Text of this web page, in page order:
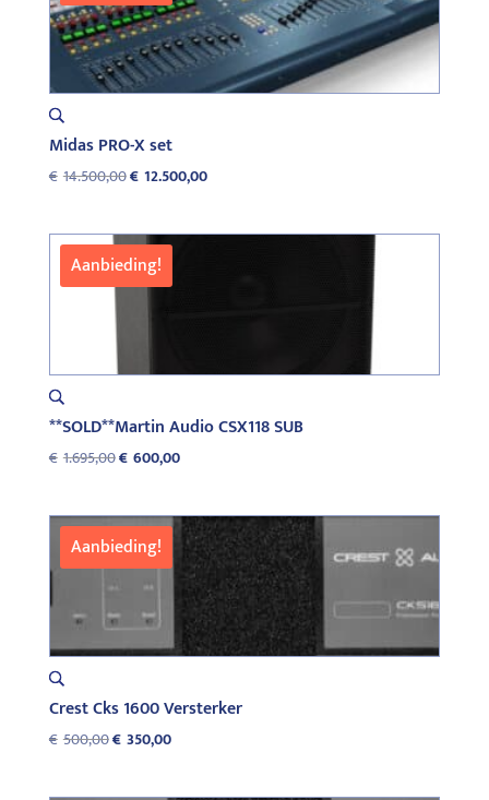
Midas PRO-X set
€ 14.500,00Oorspronkelijke
€14.500,00.
€ 12.500,00Huidige
Aanbieding!
**SOLD**Martin Audio CSX118 SUB
€ 1.695,00Oorspronkelijke
€1.695,00.
€ 600,00Huidige
€600,00.
Aanbieding!
Crest Cks 1600 Versterker
€ 500,00Oorspronkelijke
€ 350,00Huidige